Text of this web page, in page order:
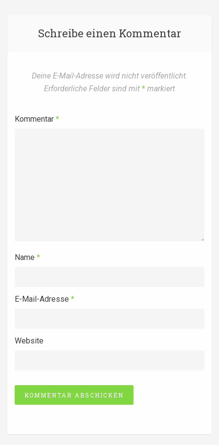
Schreibe einen Kommentar
Deine E-Mail-Adresse wird nicht veröffentlicht.
Erforderliche Felder sind mit * markiert
Kommentar *
Name *
E-Mail-Adresse *
Website